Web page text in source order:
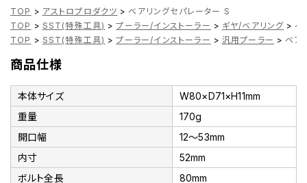
TOP > アストロプロダクツ > ベアリングセパレーター S
TOP > SST(特殊工具) > プーラー/インストーラー > ギヤ/ベアリング > ベ
TOP > SST(特殊工具) > プーラー/インストーラー > 汎用プーラー > ベア
商品仕様
本体サイズ
W80×D71×H11mm
重量
170g
開口幅
12～53mm
内寸
52mm
ボルト全長
80mm